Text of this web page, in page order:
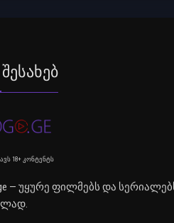
18+ კონტენტს
— უყურე ფილმებს და